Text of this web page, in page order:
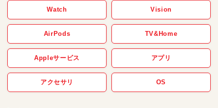
Watch Vision
AirPods TV&Home
Appleサービス アプリ
アクセサリ OS